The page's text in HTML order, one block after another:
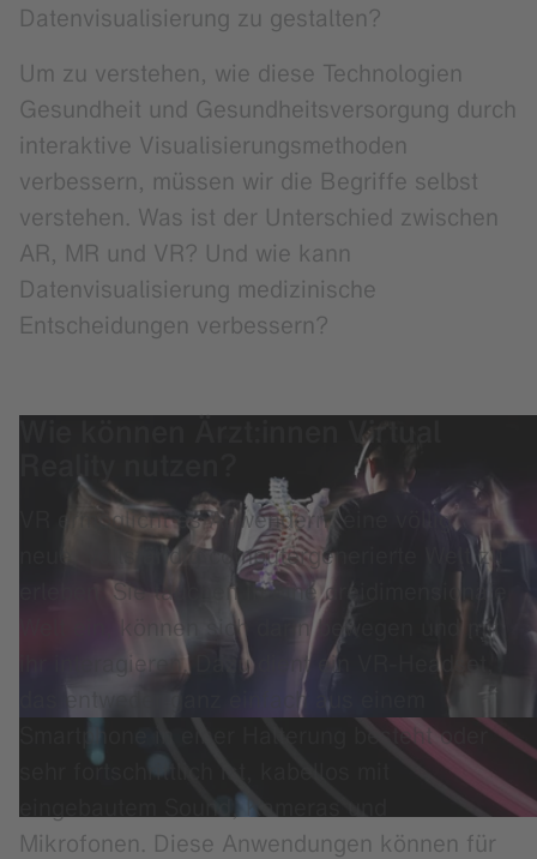
Datenvisualisierung zu gestalten?
Um zu verstehen, wie diese Technologien
Gesundheit und Gesundheitsversorgung durch
interaktive Visualisierungsmethoden
verbessern, müssen wir die Begriffe selbst
verstehen. Was ist der Unterschied zwischen
AR, MR und VR? Und wie kann
Datenvisualisierung medizinische
Entscheidungen verbessern?
Wie können Ärzt:innen Virtual
Reality nutzen?
VR ermöglicht es Anwendern, eine völlig
neue, vollständig computergenerierte Welt zu
erleben: Sie tauchen in eine dreidimensionale
Welt ein, können sich darin bewegen und mit
ihr interagieren. Dazu dient ein VR-Headset,
das entweder ganz einfach aus einem
Smartphone in einer Halterung besteht oder
sehr fortschrittlich ist, kabellos mit
eingebautem Sound, Kameras und
Mikrofonen. Diese Anwendungen können für